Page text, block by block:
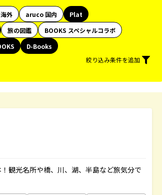
外 aruco 国内
Plat
旅の図鑑
BOOKS スペシャルコラボ
D-Books
絞り込み条件を追加
観光名所や橋、川、湖、半島など旅気分で